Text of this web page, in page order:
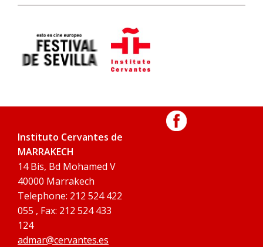
Instituto Cervantes de
MARRAKECH
14 Bis, Bd Mohamed V
40000 Marrakech
Telephone: 212 524 422
055 , Fax: 212 524 433
124
admar@cervantes.es